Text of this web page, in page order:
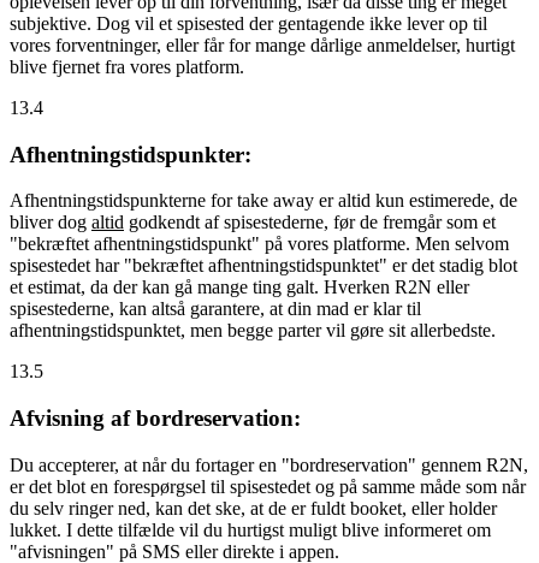
subjektive. Dog vil et spisested der gentagende ikke lever op til
vores forventninger, eller får for mange dårlige anmeldelser, hurtigt
blive fjernet fra vores platform.
13.4
Afhentningstidspunkter:
Afhentningstidspunkterne for take away er altid kun estimerede, de
bliver dog altid godkendt af spisestederne, før de fremgår som et
"bekræftet afhentningstidspunkt" på vores platforme. Men selvom
spisestedet har "bekræftet afhentningstidspunktet" er det stadig blot
et estimat, da der kan gå mange ting galt. Hverken R2N eller
spisestederne, kan altså garantere, at din mad er klar til
afhentningstidspunktet, men begge parter vil gøre sit allerbedste.
13.5
Afvisning af bordreservation:
Du accepterer, at når du fortager en "bordreservation" gennem R2N,
er det blot en forespørgsel til spisestedet og på samme måde som når
du selv ringer ned, kan det ske, at de er fuldt booket, eller holder
lukket. I dette tilfælde vil du hurtigst muligt blive informeret om
"afvisningen" på SMS eller direkte i appen.